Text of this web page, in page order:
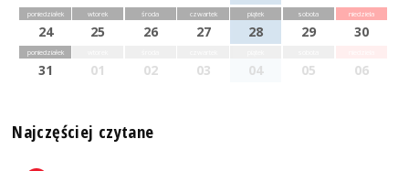
poniedziałek
24
wtorek
25
środa
26
czwartek
27
piątek
28
sobota
29
niedziela
30
poniedziałek
31 01 02 03 04 05 06
Najczęściej czytane